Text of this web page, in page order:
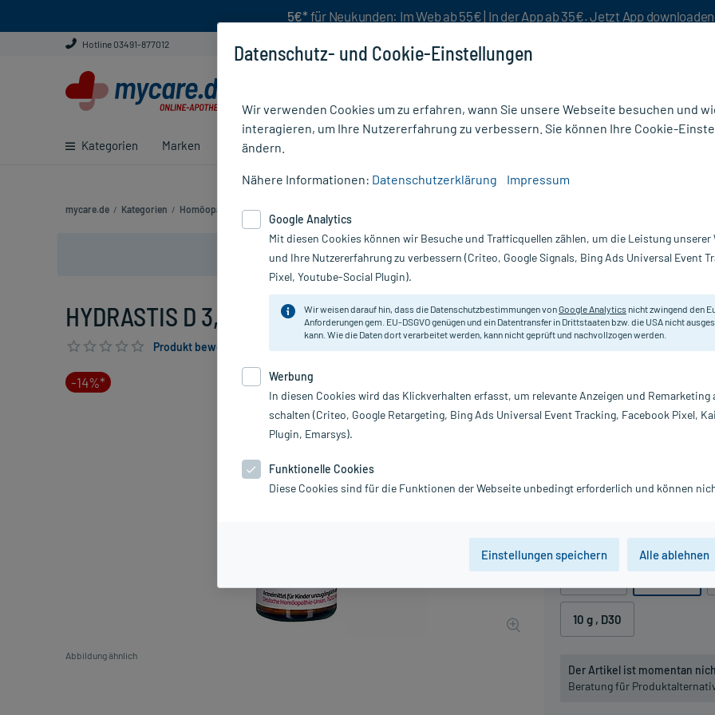
5€* für Neukunden: Im Web ab 55€ | In der App ab 35€. Jetzt App downloaden
Hotline 03491-877012
Kategorien Marken Ratgeber
mycare.de / Kategorien / Homöopathie / Einzelmittel
Nur für kurze Zeit:Gratis-Versand* ab 19€ Mindestbestellwert!
HYDRASTIS D 3, 10 g
Produkt bewerten & PlusHerzen sichern
-14%*
Abbildung ähnlich
inkl. MwSt. zzgl. Versandkosten
Packungseinheit
10 g , D30
Der Artikel ist momentan
Beratung für
DHU - Einzelmittel
Homöopathisches Arzneimittel.
PZN:
Hersteller:
Datenschutz- und Cookie-Einstellungen
Wir verwenden Cookies um zu erfahren, wann Sie unsere Webseite besuchen und
interagieren, um Ihre Nutzererfahrung zu verbessern. Sie können Ihre Cookie-
ändern.
Nähere Informationen: Datenschutzerklärung Impressum
Google Analytics
Mit diesen Cookies können wir Besuche und Trafficquellen zählen, um die Leistung unserer
und Ihre Nutzererfahrung zu verbessern (Criteo, Google Signals, Bing Ads Universal Event
Pixel, Youtube-Social Plugin).
Wir weisen darauf hin, dass die Datenschutzbestimmungen vonGoogle Analytics nicht zwingend den
Anforderungen gem. EU-DSGVO genügen und ein Datentransfer in Drittstaaten bzw. die USA nicht
kann. Wie die Daten dort verarbeitet werden, kann nicht geprüft und nachvollzogen werden.
Werbung
In diesen Cookies wird das Klickverhalten erfasst, um relevante Anzeigen und Remarketing
schalten (Criteo, Google Retargeting, Bing Ads Universal Event Tracking, Facebook Pixel,
Plugin, Emarsys).
Funktionelle Cookies
Diese Cookies sind für die Funktionen der Webseite unbedingt erforderlich und können
Einstellungen speichern Alle ablehnen